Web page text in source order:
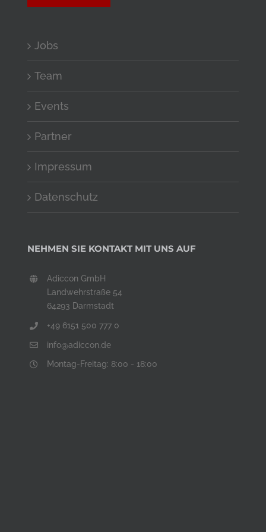
Jobs
Team
Events
Partner
Impressum
Datenschutz
NEHMEN SIE KONTAKT MIT UNS AUF
Adiccon GmbH
Landwehrstraße 54
64293 Darmstadt
+49 6151 500 777 0
info@adiccon.de
Montag-Freitag: 8:00 - 18:00